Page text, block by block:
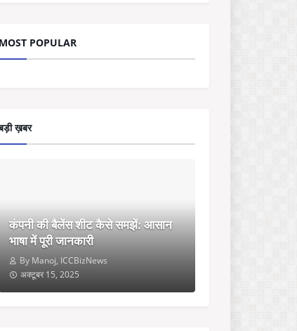
MOST POPULAR
ख़बर
कंपनी की बैलेंस शीट कैसे समझें: आसान
भाषा में पूरी जानकारी
By Manoj, ICCBizNews
अक्टूबर 15, 2025